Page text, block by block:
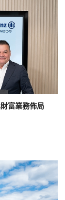
富業務佈局